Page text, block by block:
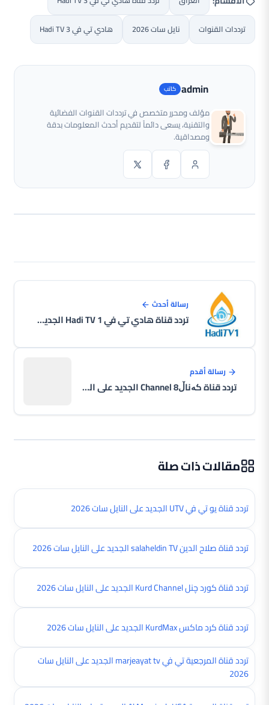
ترددات القنوات نايل سات 2026 هادي تي في Hadi TV 3
admin
مؤلف ومحرر متخصص في ترددات القنوات الفضائية
والتقنية، يسعى دائماً لتقديم أحدث المعلومات بدقة
ومصداقية.
رسالة أحدث
تردد قناة هادي تي في Hadi TV 1 الجديد على النايل سات 2026
رسالة أقدم
تردد قناة کەناڵ8 Channel الجديد على النايل سات 2026
مقالات ذات صلة
تردد قناة يو تي في UTV الجديد على النايل سات 2026
تردد قناة صلاح الدين salaheldin TV الجديد على النايل سات 2026
تردد قناة کورد چنل Kurd Channel الجديد على النايل سات 2026
تردد قناة كرد ماكس KurdMax الجديد على النايل سات 2026
تردد قناة المرجعية تي في marjeayat tv الجديد على النايل سات
2026